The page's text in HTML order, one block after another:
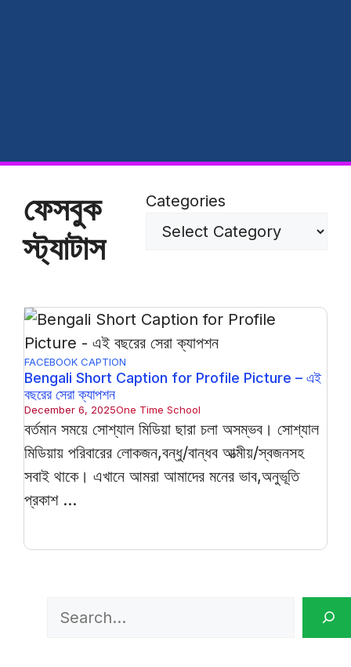
ফেসবুক
স্ট্যাটাস
Categories
FACEBOOK CAPTION
Bengali Short Caption for Profile Picture – এই
বছরের সেরা ক্যাপশন
December 6, 2025One Time School
বর্তমান সময়ে সোশ্যাল মিডিয়া ছারা চলা অসম্ভব। সোশ্যাল
মিডিয়ায় পরিবারের লোকজন,বন্ধু/বান্ধব আত্মীয়/স্বজনসহ
সবাই থাকে। এখানে আমরা আমাদের মনের ভাব,অনুভূতি
প্রকাশ ...
Search